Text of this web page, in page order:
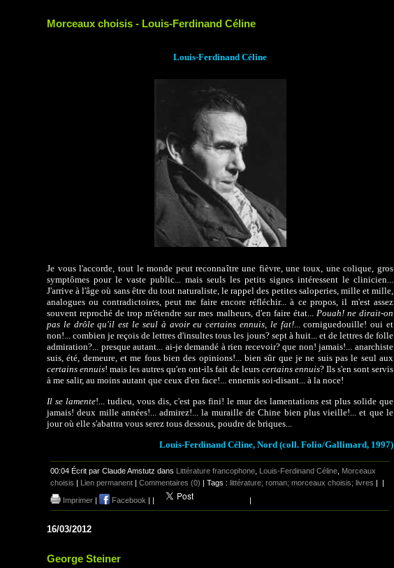
Morceaux choisis - Louis-Ferdinand Céline
Louis-Ferdinand Céline
Je vous l'accorde, tout le monde peut reconnaître une fièvre, une toux, une colique, gros
symptômes pour le vaste public... mais seuls les petits signes intéressent le clinicien...
J'arrive à l'âge où sans être du tout naturaliste, le rappel des petites saloperies, mille et mille,
analogues ou contradictoires, peut me faire encore réfléchir... à ce propos, il m'est assez
souvent reproché de trop m'étendre sur mes malheurs, d'en faire état... Pouah! ne dirait-on
pas le drôle qu'il est le seul à avoir eu certains ennuis, le fat!... corniguedouille! oui et
non!... combien je reçois de lettres d'insultes tous les jours? sept à huit... et de lettres de folle
admiration?... presque autant... ai-je demandé à rien recevoir? que non! jamais!... anarchiste
suis, été, demeure, et me fous bien des opinions!... bien sûr que je ne suis pas le seul aux
certains ennuis! mais les autres qu'en ont-ils fait de leurs certains ennuis? Ils s'en sont servis
à me salir, au moins autant que ceux d'en face!... ennemis soi-disant... à la noce!
Il se lamente!... tudieu, vous dis, c'est pas fini! le mur des lamentations est plus solide que
jamais! deux mille années!... admirez!... la muraille de Chine bien plus vieille!... et que le
jour où elle s'abattra vous serez tous dessous, poudre de briques...
Louis-Ferdinand Céline, Nord (coll. Folio/Gallimard, 1997)
00:04 Écrit par Claude Amstutz dans Littérature francophone Louis-Ferdinand Céline Morceaux
choisis | Lien permanent | Commentaires (0) | Tags : littérature; roman; morceaux choisis; livres | |
Imprimer | Facebook | | |
16/03/2012
George Steiner